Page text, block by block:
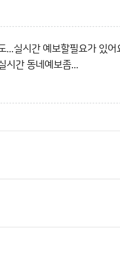
실시간 예보할필요가 있
시간 동네예보좀...